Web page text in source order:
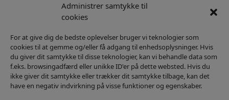
Administrer samtykke til
cookies
For at give dig de bedste oplevelser bruger vi teknologier som
cookies til at gemme og/eller få adgang til enhedsoplysninger. Hvis
du giver dit samtykke til disse teknologier, kan vi behandle data som
f.eks. browsingadfærd eller unikke ID'er på dette websted. Hvis du
ikke giver dit samtykke eller trækker dit samtykke tilbage, kan det
have en negativ indvirkning på visse funktioner og egenskaber.
Kontakt